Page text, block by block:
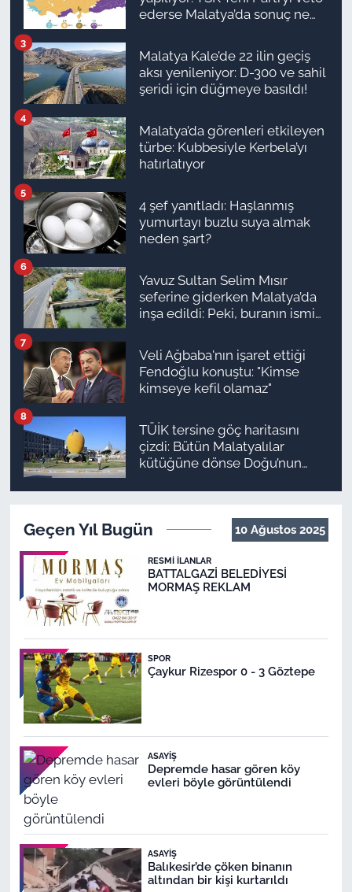
ederse Malatya’da sonuç ne
Malatya Kale’de 22 ilin geçiş
aksı yenileniyor: D-300 ve sahil
şeridi için düğmeye basıldı!
3
Malatya’da görenleri etkileyen
türbe: Kubbesiyle Kerbela’yı
hatırlatıyor
4
4 şef yanıtladı: Haşlanmış
yumurtayı buzlu suya almak
neden şart?
5
Yavuz Sultan Selim Mısır
seferine giderken Malatya’da
inşa edildi: Peki, buranın ismi
6
Veli Ağbaba'nın işaret ettiği
Fendoğlu konuştu: "Kimse
kimseye kefil olamaz"
7
TÜİK tersine göç haritasını
çizdi: Bütün Malatyalılar
kütüğüne dönse Doğu’nun
8
Geçen Yıl Bugün 10 Ağustos 2025
RESMI İLANLAR
BATTALGAZİ BELEDİYESİ
MORMAŞ REKLAM
SPOR
Çaykur Rizespor 0 - 3 Göztepe
ASAYIŞ
Depremde hasar gören köy
evleri böyle görüntülendi
ASAYIŞ
Balıkesir’de çöken binanın
altından bir kişi kurtarıldı